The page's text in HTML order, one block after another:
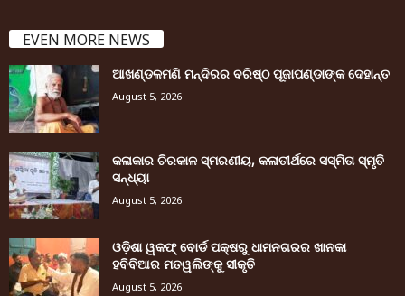
EVEN MORE NEWS
ଆଖଣ୍ଡଳମଣି ମନ୍ଦିରର ବରିଷ୍ଠ ପୂଜାପଣ୍ଡାଙ୍କ ଦେହାନ୍ତ
August 5, 2026
କଳାକାର ଚିରକାଳ ସ୍ମରଣୀୟ, କଳାତୀର୍ଥରେ ସସ୍ମିତା ସ୍ମୃତି
ସନ୍ଧ୍ୟା
August 5, 2026
ଓଡ଼ିଶା ୱକଫ୍ ବୋର୍ଡ ପକ୍ଷରୁ ଧାମନଗରର ଖାନକା
ହବିବିଆର ମତୱଲିଙ୍କୁ ସୀକୃତି
August 5, 2026